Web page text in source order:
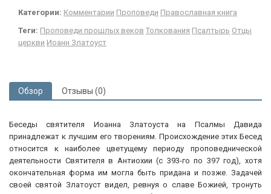
Категории: Комментарии Проповеди Православная книга
Теги: Проповеди прошлых веков Толкования Псалтырь Отцы
церкви Иоанн Златоуст
Обзор Отзывы (0)
Беседы святителя Иоанна Златоуста на Псалмы Давида
принадлежат к лучшим его творениям. Происхождение этих Бесед
относится к наиболее цветущему периоду проповеднической
деятельности Святителя в Антиохии (с 393-го по 397 год), хотя
окончательная форма им могла быть придана и позже. Задачей
своей святой Златоуст видел, ревнуя о славе Божией, тронуть